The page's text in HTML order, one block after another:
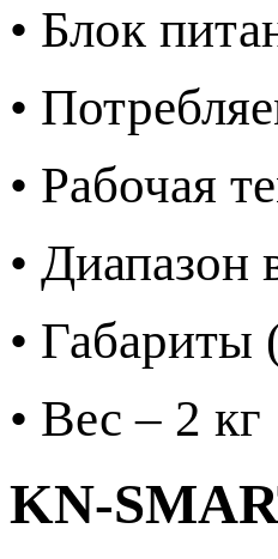
• Блок
•
• Рабочая
• Диапазон
•
• Вес – 2 кг
KN-